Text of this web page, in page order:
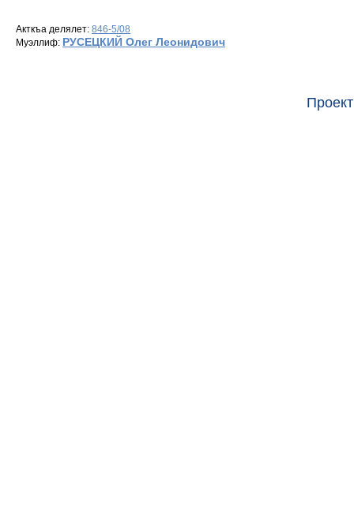
Акткъа делялет: 846-5/08
Муэллиф: РУСЕЦКИЙ Олег Леонидович